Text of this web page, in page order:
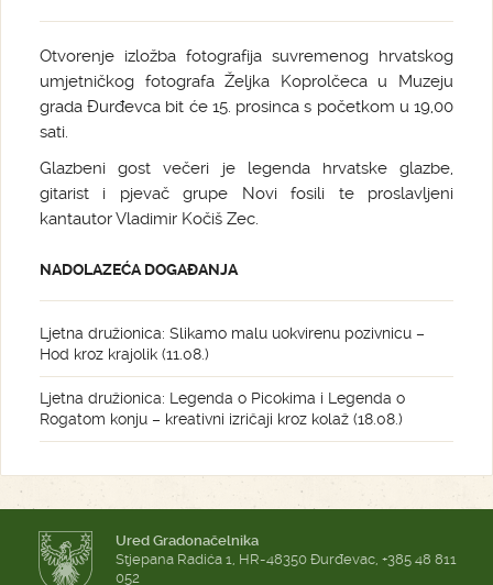
Otvorenje izložba fotografija suvremenog hrvatskog
umjetničkog fotografa Željka Koprolčeca u Muzeju
grada Đurđevca bit će 15. prosinca s početkom u 19,00
sati.
Glazbeni gost večeri je legenda hrvatske glazbe,
gitarist i pjevač grupe Novi fosili te proslavljeni
kantautor Vladimir Kočiš Zec.
NADOLAZEĆA DOGAĐANJA
Ljetna družionica: Slikamo malu uokvirenu pozivnicu –
Hod kroz krajolik (11.08.)
Ljetna družionica: Legenda o Picokima i Legenda o
Rogatom konju – kreativni izričaji kroz kolaž (18.08.)
Ured Gradonačelnika
Stjepana Radića 1, HR-48350 Đurđevac, +385 48 811
052